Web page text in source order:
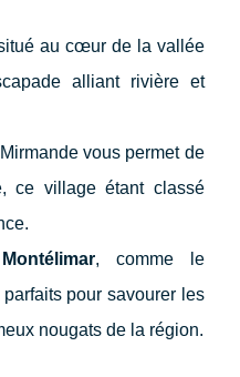
au cœur de la vallée
alliant rivière et
vous permet de
ce village étant classé
Montélimar, comme le
parfaits pour savourer les
nougats de la région.